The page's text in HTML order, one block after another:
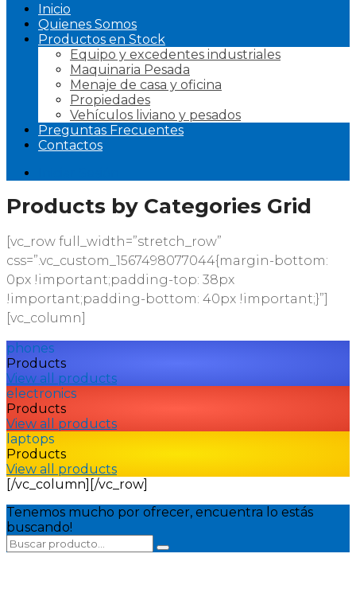
Inicio
Quienes Somos
Productos en Stock
Equipo y excedentes industriales
Maquinaria Pesada
Menaje de casa y oficina
Propiedades
Vehículos liviano y pesados
Preguntas Frecuentes
Contactos
Products by Categories Grid
[vc_row full_width=”stretch_row”
css=”.vc_custom_1567498077044{margin-bottom:
0px !important;padding-top: 38px
!important;padding-bottom: 40px !important;}”]
[vc_column]
phones
Products
View all products
electronics
Products
View all products
laptops
Products
View all products
[/vc_column][/vc_row]
Tenemos mucho por ofrecer, encuentra lo estás
buscando!